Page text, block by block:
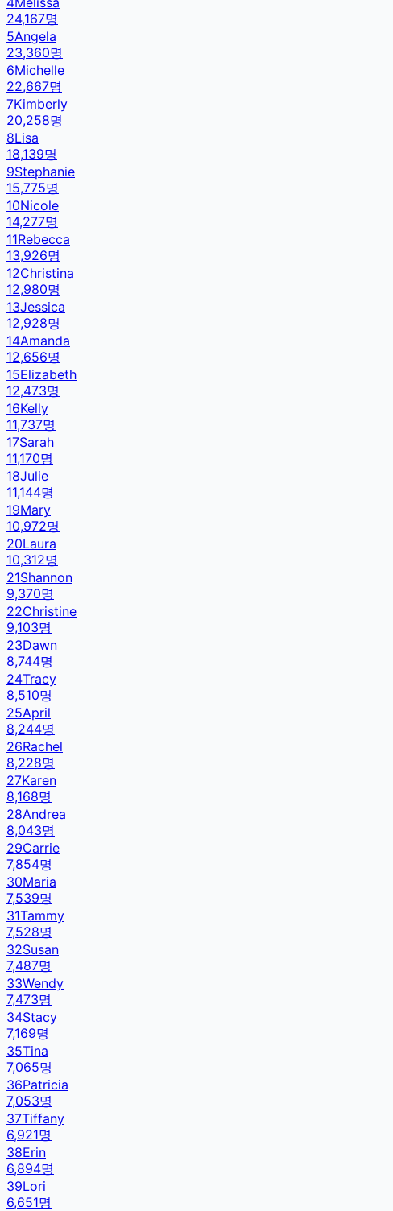
24,167명
5Angela
23,360명
6Michelle
22,667명
7Kimberly
20,258명
8Lisa
18,139명
9Stephanie
15,775명
10Nicole
14,277명
11Rebecca
13,926명
12Christina
12,980명
13Jessica
12,928명
14Amanda
12,656명
15Elizabeth
12,473명
16Kelly
11,737명
17Sarah
11,170명
18Julie
11,144명
19Mary
10,972명
20Laura
10,312명
21Shannon
9,370명
22Christine
9,103명
23Dawn
8,744명
24Tracy
8,510명
25April
8,244명
26Rachel
8,228명
27Karen
8,168명
28Andrea
8,043명
29Carrie
7,854명
30Maria
7,539명
31Tammy
7,528명
32Susan
7,487명
33Wendy
7,473명
34Stacy
7,169명
35Tina
7,065명
36Patricia
7,053명
37Tiffany
6,921명
38Erin
6,894명
39Lori
6,651명